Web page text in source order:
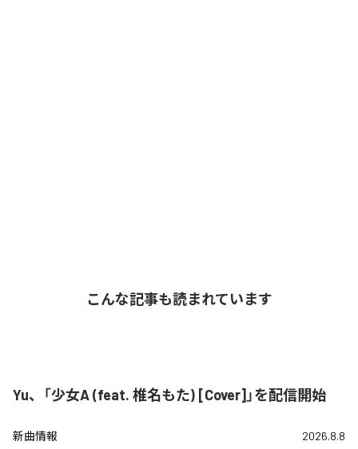
こんな記事も読まれています
Yu、「少女A (feat. 椎名もた) [Cover]」を配信開始
新曲情報 2026.8.8